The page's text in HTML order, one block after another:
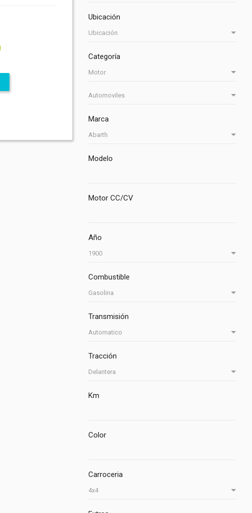
Ubicación
Categoría
Marca
Modelo
Motor CC/CV
Año
Combustible
Transmisión
Tracción
Km
Color
Carroceria